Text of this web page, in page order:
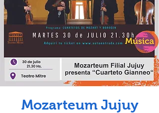
Mozarteum Jujuy